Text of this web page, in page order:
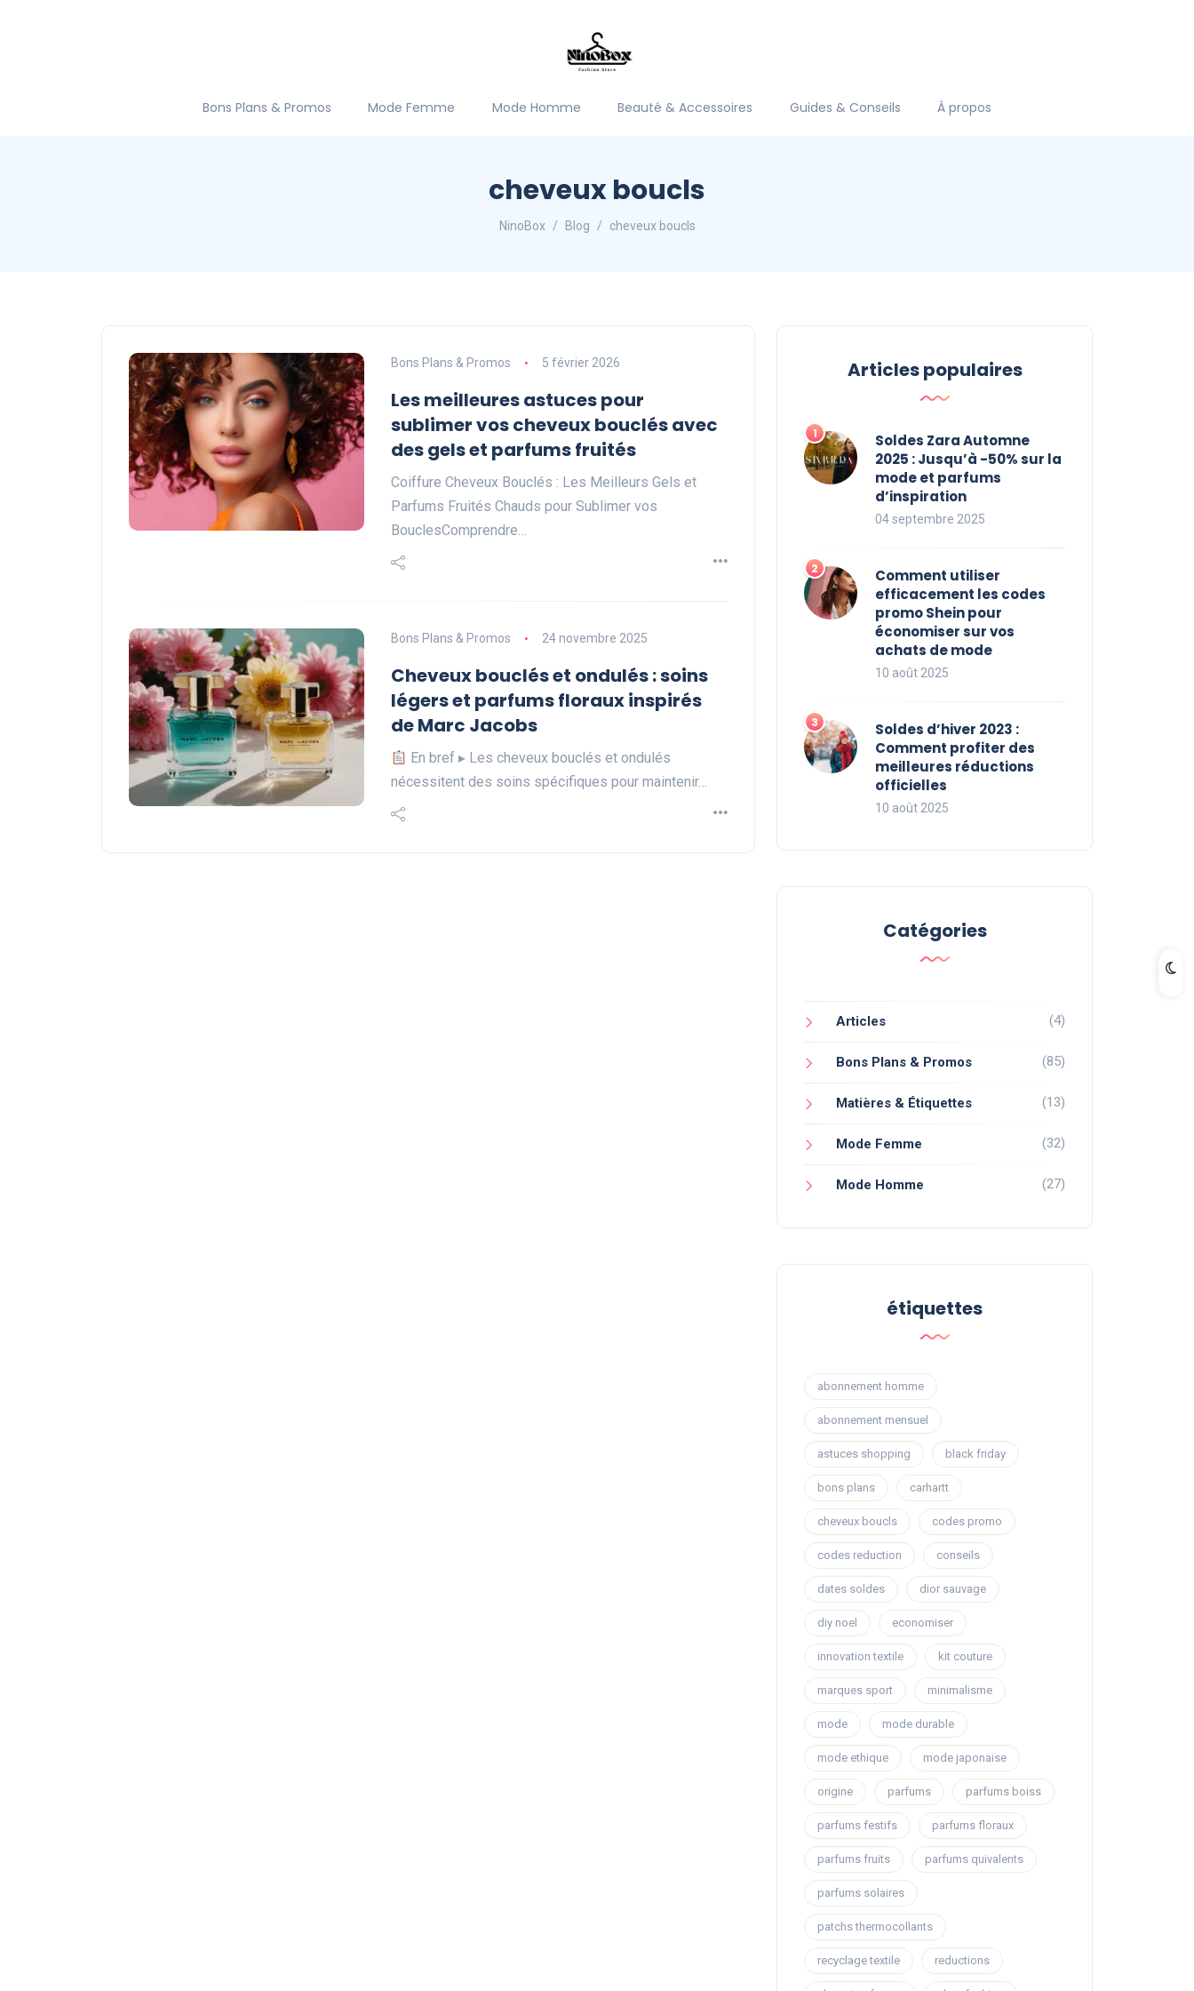
Bons Plans & Promos Mode Femme Mode Homme Beauté & Accessoires Guides & Conseils À propos
cheveux boucls
NinoBox Blog cheveux boucls
Bons Plans & Promos 5 février 2026
Les meilleures astuces pour
sublimer vos cheveux bouclés avec
des gels et parfums fruités
Coiffure Cheveux Bouclés : Les Meilleurs Gels et
Parfums Fruités Chauds pour Sublimer vos
BouclesComprendre…
Bons Plans & Promos 24 novembre 2025
Cheveux bouclés et ondulés : soins
légers et parfums floraux inspirés
de Marc Jacobs
En bref ▸ Les cheveux bouclés et ondulés
nécessitent des soins spécifiques pour maintenir…
Articles populaires
Soldes Zara Automne
2025 : Jusqu’à -50% sur la
mode et parfums
d’inspiration
04 septembre 2025
Comment utiliser
efficacement les codes
promo Shein pour
économiser sur vos
achats de mode
10 août 2025
Soldes d’hiver 2023 :
Comment profiter des
meilleures réductions
officielles
10 août 2025
Catégories
Articles (4)
Bons Plans & Promos (85)
Matières & Étiquettes (13)
Mode Femme (32)
Mode Homme (27)
étiquettes
abonnement homme
abonnement mensuel
astuces shopping black friday
bons plans carhartt
cheveux boucls codes promo
codes reduction conseils
dates soldes dior sauvage
diy noel economiser
innovation textile kit couture
marques sport minimalisme
mode mode durable
mode ethique mode japonaise
origine parfums parfums boiss
parfums festifs parfums floraux
parfums fruits parfums quivalents
parfums solaires
patchs thermocollants
recyclage textile reductions